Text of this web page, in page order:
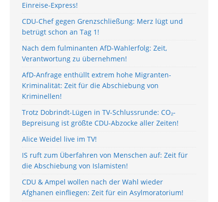
Einreise-Express!
CDU-Chef gegen Grenzschließung: Merz lügt und
betrügt schon an Tag 1!
Nach dem fulminanten AfD-Wahlerfolg: Zeit,
Verantwortung zu übernehmen!
AfD-Anfrage enthüllt extrem hohe Migranten-
Kriminalität: Zeit für die Abschiebung von
Kriminellen!
Trotz Dobrindt-Lügen in TV-Schlussrunde: CO₂-
Bepreisung ist größte CDU-Abzocke aller Zeiten!
Alice Weidel live im TV!
IS ruft zum Überfahren von Menschen auf: Zeit für
die Abschiebung von Islamisten!
CDU & Ampel wollen nach der Wahl wieder
Afghanen einfliegen: Zeit für ein Asylmoratorium!